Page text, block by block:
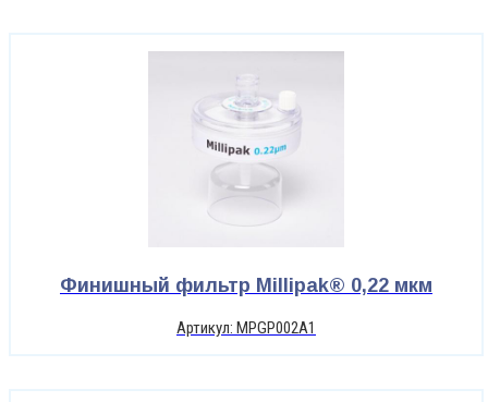
Финишный фильтр Millipak® 0,22 мкм
Артикул: MPGP002A1